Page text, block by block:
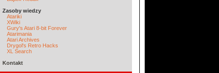
Zasoby wiedzy
Atariki
XWiki
Gury's Atari 8-bit Forever
Atarimania
Atari Archives
Drygol's Retro Hacks
XL Search
Kontakt